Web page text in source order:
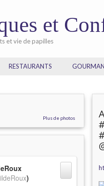
et
et vie de papilles
RESTAURANTS
Plus de photos
)